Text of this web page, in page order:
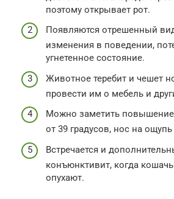
поэтому открывает рот.
Появляются отрешенный
изменения в поведении,
угнетенное состояние.
Животное теребит и чешет
провести им о мебель и
Можно заметить повышение
от 39 градусов, нос на ощупь
Встречается и
конъюнктивит, когда
опухают.